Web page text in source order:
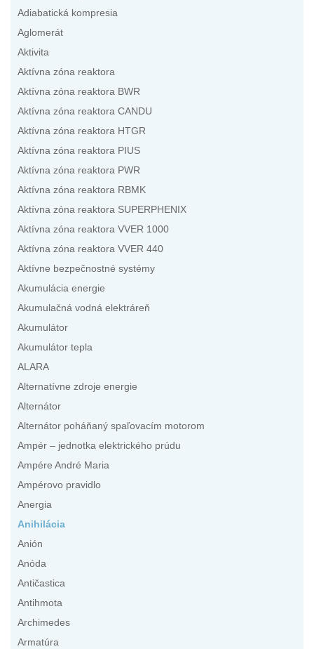
Adiabatická kompresia
Aglomerát
Aktivita
Aktívna zóna reaktora
Aktívna zóna reaktora BWR
Aktívna zóna reaktora CANDU
Aktívna zóna reaktora HTGR
Aktívna zóna reaktora PIUS
Aktívna zóna reaktora PWR
Aktívna zóna reaktora RBMK
Aktívna zóna reaktora SUPERPHENIX
Aktívna zóna reaktora VVER 1000
Aktívna zóna reaktora VVER 440
Aktívne bezpečnostné systémy
Akumulácia energie
Akumulačná vodná elektráreň
Akumulátor
Akumulátor tepla
ALARA
Alternatívne zdroje energie
Alternátor
Alternátor poháňaný spaľovacím motorom
Ampér – jednotka elektrického prúdu
Ampére André Maria
Ampérovo pravidlo
Anergia
Anihilácia
Anión
Anóda
Antičastica
Antihmota
Archimedes
Armatúra